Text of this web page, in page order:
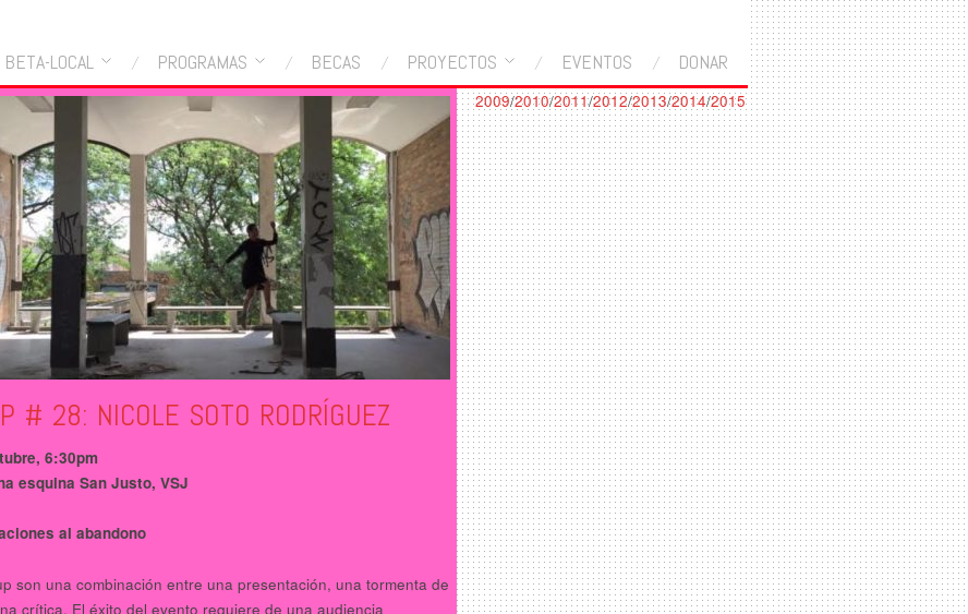
BETA-LOCAL PROGRAMAS BECAS PROYECTOS EVENTOS DONAR
# 28: NICOLE SOTO RODRÍGUEZ
6:30pm
esquina San Justo, VSJ
al abandono
son una combinación entre una presentación, una tormenta de
crítica. El éxito del evento requiere de una audiencia
2009/2010/2011/2012/2013/2014/2015